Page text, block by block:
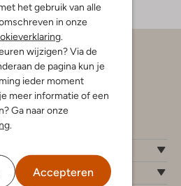
het gebruik van alle
in onze
wijzigen? Via de
de pagina kun je
ieder moment
meer informatie of een
Ga naar onze
Accepteren
uur